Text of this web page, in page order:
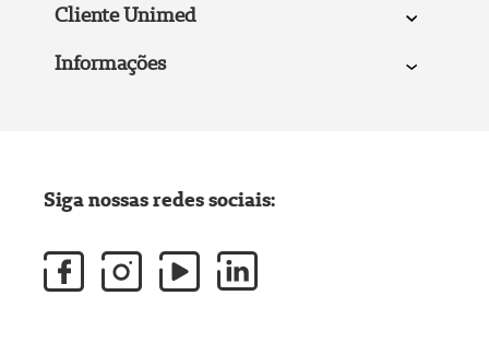
Cliente Unimed
Informações
Siga nossas redes sociais: